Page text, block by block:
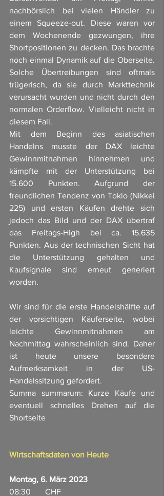
nachbörslich bei vielen Händler zu
einem Squeeze-out. Diese waren vor
dem Wochenende gezwungen, ihre
Shortpositionen zu decken. Das brachte
noch einmal Dynamik auf die Oberseite.
Solche Übertreibungen sind oftmals
trügerisch, da sie durch Markttechnik
verursacht wurden und nicht durch den
normalen Orderflow. Vielleicht nicht in
diesem Fall.
Mit dem Beginn des asiatischen
Handelns musste der DAX leichte
Gewinnmitnahmen hinnehmen und
kämpfte mit der Unterstützung bei
15.600 Punkten. Aufgrund der
freundlichen Tendenz von Tokio (Nikkei
225) und ersten Käufen drehte sich
jedoch das Bild und der DAX übertraf
das Freitags-High bei ca. 15.635
Punkten. Aus der technischen Sicht hat
die Unterstützung gehalten und
Kaufsignale sind erneut generiert
worden.
Wir sind für die erste Handelshälfte auf
der vorsichtigen Käuferseite, wobei
leichte Gewinnmitnahmen am
Nachmittag wahrscheinlich sind. Daher
ist heute unsere besondere
Aufmerksamkeit in der US-
Handelssitzung gefordert.
Summa summarum: Kurze Käufe und
eventuell schnelles Drehen auf die
Shortseite
Wirtschaftsdaten von Heute
Montag, 6. März 2023
08:30       CHF